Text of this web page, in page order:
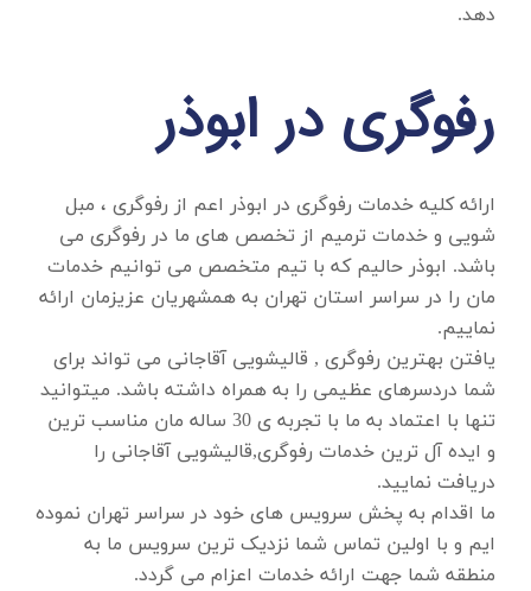
دهد.
رفوگری در ابوذر
ارائه کلیه خدمات رفوگری در ابوذر اعم از رفوگری ، مبل
شویی و خدمات ترمیم از تخصص های ما در رفوگری می
باشد. ابوذر حالیم که با تیم متخصص می توانیم خدمات
مان را در سراسر استان تهران به همشهریان عزیزمان ارائه
نماییم.
یافتن بهترین رفوگری , قالیشویی آقاجانی می تواند برای
شما دردسرهای عظیمی را به همراه داشته باشد. میتوانید
تنها با اعتماد به ما با تجربه ی 30 ساله مان مناسب ترین
و ایده آل ترین خدمات رفوگری,قالیشویی آقاجانی را
دریافت نمایید.
ما اقدام به پخش سرویس های خود در سراسر تهران نموده
ایم و با اولین تماس شما نزدیک ترین سرویس ما به
منطقه شما جهت ارائه خدمات اعزام می گردد.